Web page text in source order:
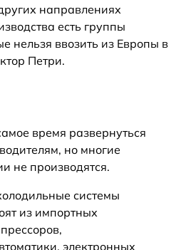
направлениях
есть группы
нельзя ввозить из Европы в
Петри.
время развернуться
но многие
не производятся.
системы
из импортных
электронных